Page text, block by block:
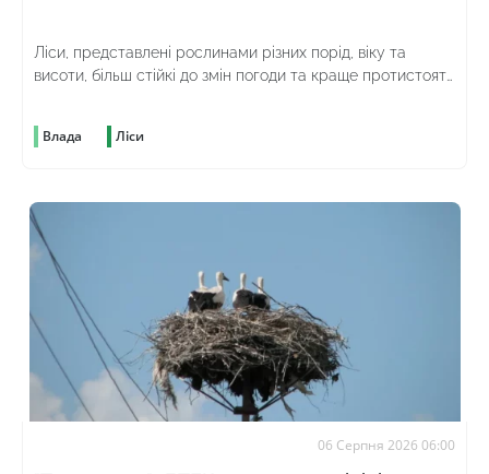
Ліси, представлені рослинами різних порід, віку та
висоти, більш стійкі до змін погоди та краще протистоять
Влада Ліси
06 Серпня 2026 06:00